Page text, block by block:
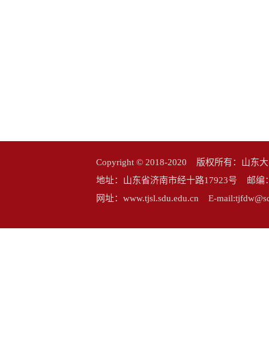
Copyright © 2018-2020 版权所有：山东
地址：山东省济南市经十路17923号 邮
网址：www.tjsl.sdu.edu.cn E-